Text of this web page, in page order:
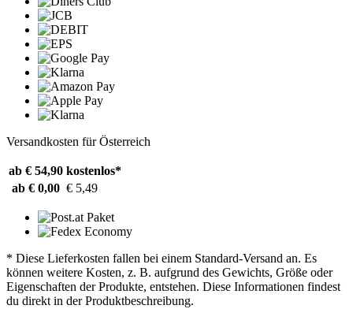
Versandkosten für Österreich
ab € 54,90 kostenlos*
ab € 0,00 € 5,49
* Diese Lieferkosten fallen bei einem Standard-Versand an. Es
können weitere Kosten, z. B. aufgrund des Gewichts, Größe oder
Eigenschaften der Produkte, entstehen. Diese Informationen findest
du direkt in der Produktbeschreibung.